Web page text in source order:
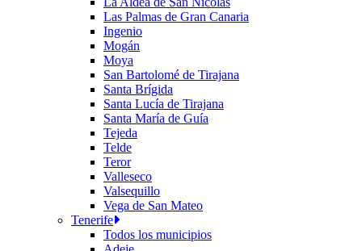
Las Palmas de Gran Canaria
Ingenio
Mogán
Moya
San Bartolomé de Tirajana
Santa Brígida
Santa Lucía de Tirajana
Santa María de Guía
Tejeda
Telde
Teror
Valleseco
Valsequillo
Vega de San Mateo
Tenerife
Todos los municipios